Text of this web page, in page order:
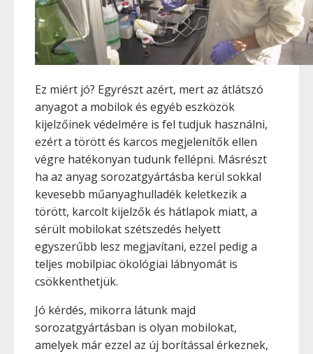
Ez miért jó? Egyrészt azért, mert az átlátszó
anyagot a mobilok és egyéb eszközök
kijelzőinek védelmére is fel tudjuk használni,
ezért a törött és karcos megjelenítők ellen
végre hatékonyan tudunk fellépni. Másrészt
ha az anyag sorozatgyártásba kerül sokkal
kevesebb műanyaghulladék keletkezik a
törött, karcolt kijelzők és hátlapok miatt, a
sérült mobilokat szétszedés helyett
egyszerűbb lesz megjavítani, ezzel pedig a
teljes mobilpiac ökológiai lábnyomát is
csökkenthetjük.
Jó kérdés, mikorra látunk majd
sorozatgyártásban is olyan mobilokat,
amelyek már ezzel az új borítással érkeznek,